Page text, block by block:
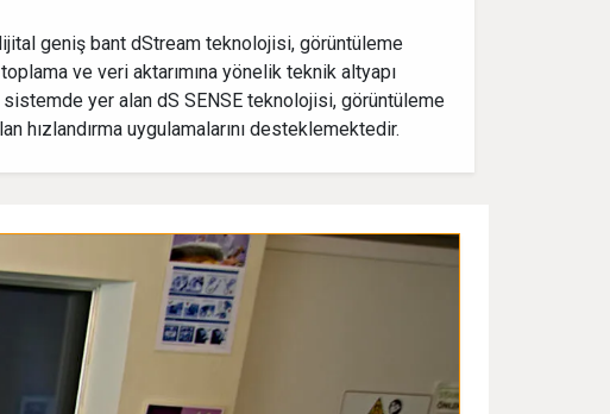
geniş bant dStream teknolojisi, görüntüleme
ve veri aktarımına yönelik teknik altyapı
sistemde yer alan dS SENSE teknolojisi, görüntüleme
hızlandırma uygulamalarını desteklemektedir.